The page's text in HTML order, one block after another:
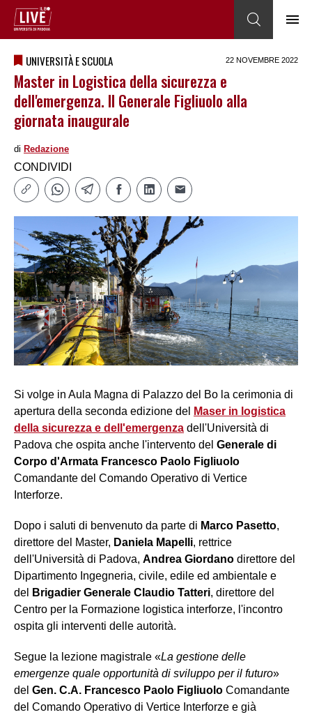
UNIVERSITÀ E SCUOLA 22 NOVEMBRE 2022
Master in Logistica della sicurezza e
dell'emergenza. Il Generale Figliuolo alla
giornata inaugurale
di Redazione
CONDIVIDI
Si volge in Aula Magna di Palazzo del Bo la cerimonia di
apertura della seconda edizione del
Maser in logistica
della sicurezza e dell'emergenza dell'Università di
Padova che ospita anche l'intervento del Generale di
Corpo d'Armata Francesco Paolo Figliuolo
Comandante del Comando Operativo di Vertice
Interforze.
Dopo i saluti di benvenuto da parte di Marco Pasetto,
direttore del Master, Daniela Mapelli, rettrice
dell'Università di Padova, Andrea Giordano direttore del
Dipartimento Ingegneria, civile, edile ed ambientale e
del
Brigadier Generale Claudio Tatteri, direttore del
Centro per la Formazione logistica interforze, l'incontro
ospita gli interventi delle autorità.
Segue la lezione magistrale «La gestione delle
emergenze quale opportunità di sviluppo per il futuro»
del Gen. C.A. Francesco Paolo Figliuolo Comandante
del Comando Operativo di Vertice Interforze e già